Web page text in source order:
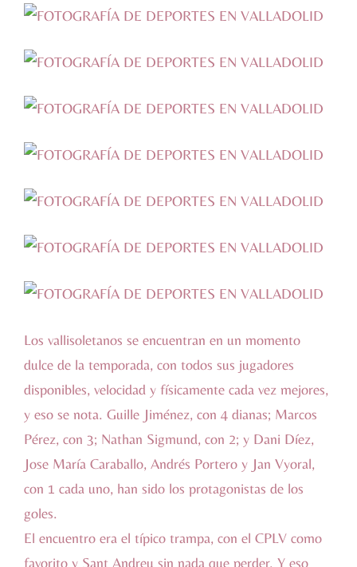
Los vallisoletanos se encuentran en un momento
dulce de la temporada, con todos sus jugadores
disponibles, velocidad y físicamente cada vez mejores,
y eso se nota. Guille Jiménez, con 4 dianas; Marcos
Pérez, con 3; Nathan Sigmund, con 2; y Dani Díez,
Jose María Caraballo, Andrés Portero y Jan Vyoral,
con 1 cada uno, han sido los protagonistas de los
goles.
El encuentro era el típico trampa, con el CPLV como
favorito y Sant Andreu sin nada que perder. Y eso